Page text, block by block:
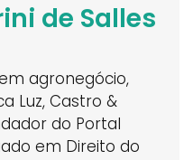
de Salles
agronegócio,
Luz, Castro &
do Portal
em Direito do